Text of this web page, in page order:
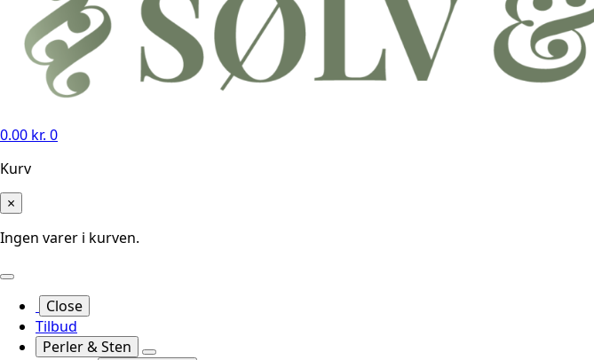
0.00 kr. 0
Kurv
×
Ingen varer i kurven.
Close
Tilbud
Perler & Sten